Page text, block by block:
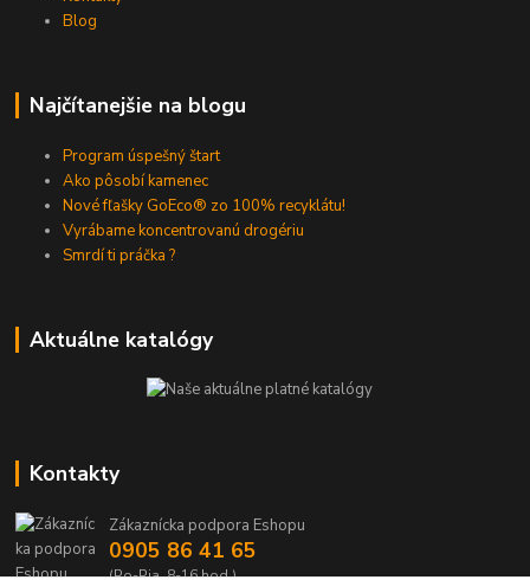
Blog
Najčítanejšie na blogu
Program úspešný štart
Ako pôsobí kamenec
Nové fľašky GoEco® zo 100% recyklátu!
Vyrábame koncentrovanú drogériu
Smrdí ti práčka ?
Aktuálne katalógy
Kontakty
Zákaznícka podpora Eshopu
0905 86 41 65
(Po-Pia, 8-16 hod.)